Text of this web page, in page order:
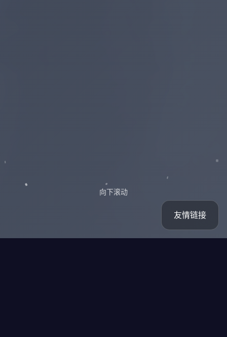
向下滚动
友情链接